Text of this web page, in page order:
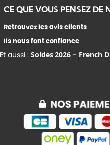
CE QUE VOUS PENSEZ DE
Retrouvez les avis clients
Ils nous font confiance
Et aussi : Soldes 2026 - French